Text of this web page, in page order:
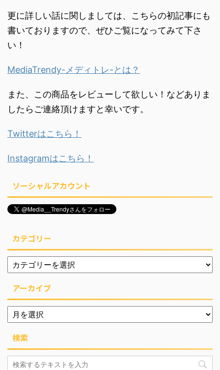
更に詳しい話に関しましては、こちらの初記事にも
書いておりますので、ぜひご覧になってみて下さ
い！
MediaTrendy-メディトレ-とは？
また、この商品をレビューして欲しい！などありま
したらご連絡頂けますと幸いです。
Twitterはこちら！
Instagramはこちら！
ソーシャルアカウント
カテゴリー
アーカイブ
検索